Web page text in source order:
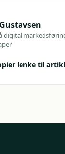
digital
lenke til